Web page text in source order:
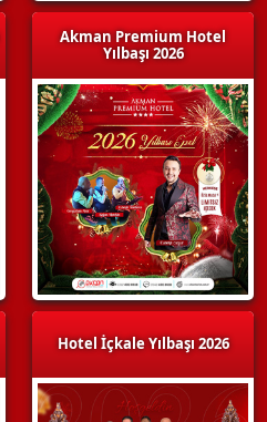
Akman Premium Hotel
Yılbaşı 2026
Hotel İçkale Yılbaşı 2026